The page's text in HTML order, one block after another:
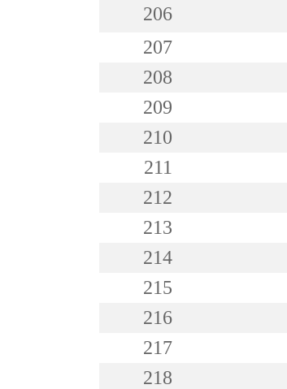
206
207
208
209
210
211
212
213
214
215
216
217
218